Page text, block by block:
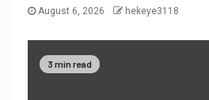
August 6, 2026 hekeye3118
3 min read